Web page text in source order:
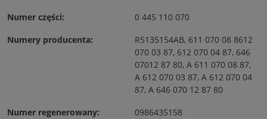
Numer części:
0 445 110 070
Numery producenta:
R5135154AB, 611 070 08 8612
070 03 87, 612 070 04 87, 646
07012 87 80, A 611 070 08 87,
A 612 070 03 87, A 612 070 04
87, A 646 070 12 87 80
Numer regenerowany:
0986435158